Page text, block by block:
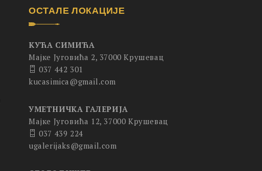
ОСТАЛЕ ЛОКАЦИЈЕ
КУЋА СИМИЋА
Мајке Југовића 2, 37000 Крушевац
037 442 301
kucasimica@gmail.com
УМЕТНИЧКА ГАЛЕРИЈА
Мајке Југовића 12, 37000 Крушевац
037 439 224
ugalerijaks@gmail.com